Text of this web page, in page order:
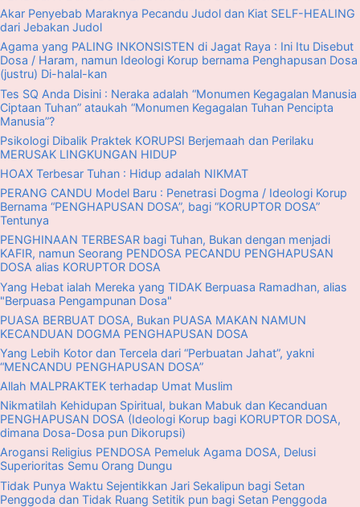
Akar Penyebab Maraknya Pecandu Judol dan Kiat SELF-HEALING
dari Jebakan Judol
Agama yang PALING INKONSISTEN di Jagat Raya : Ini Itu Disebut
Dosa / Haram, namun Ideologi Korup bernama Penghapusan Dosa
(justru) Di-halal-kan
Tes SQ Anda Disini : Neraka adalah “Monumen Kegagalan Manusia
Ciptaan Tuhan” ataukah “Monumen Kegagalan Tuhan Pencipta
Manusia”?
Psikologi Dibalik Praktek KORUPSI Berjemaah dan Perilaku
MERUSAK LINGKUNGAN HIDUP
HOAX Terbesar Tuhan : Hidup adalah NIKMAT
PERANG CANDU Model Baru : Penetrasi Dogma / Ideologi Korup
Bernama “PENGHAPUSAN DOSA”, bagi “KORUPTOR DOSA”
Tentunya
PENGHINAAN TERBESAR bagi Tuhan, Bukan dengan menjadi
KAFIR, namun Seorang PENDOSA PECANDU PENGHAPUSAN
DOSA alias KORUPTOR DOSA
Yang Hebat ialah Mereka yang TIDAK Berpuasa Ramadhan, alias
"Berpuasa Pengampunan Dosa"
PUASA BERBUAT DOSA, Bukan PUASA MAKAN NAMUN
KECANDUAN DOGMA PENGHAPUSAN DOSA
Yang Lebih Kotor dan Tercela dari “Perbuatan Jahat”, yakni
“MENCANDU PENGHAPUSAN DOSA”
Allah MALPRAKTEK terhadap Umat Muslim
Nikmatilah Kehidupan Spiritual, bukan Mabuk dan Kecanduan
PENGHAPUSAN DOSA (Ideologi Korup bagi KORUPTOR DOSA,
dimana Dosa-Dosa pun Dikorupsi)
Arogansi Religius PENDOSA Pemeluk Agama DOSA, Delusi
Superioritas Semu Orang Dungu
Tidak Punya Waktu Sejentikkan Jari Sekalipun bagi Setan
Penggoda dan Tidak Ruang Setitik pun bagi Setan Penggoda